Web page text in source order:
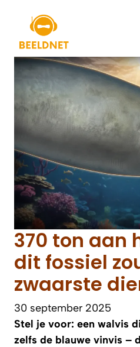
inhoud
370 ton aan
dit fossiel
zwaarste
30 september 2025
Stel je voor: een walvis
zelfs de blauwe vinvis –